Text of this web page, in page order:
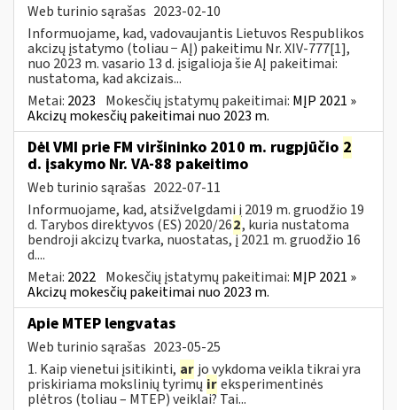
Web turinio sąrašas 2023-02-10
Informuojame, kad, vadovaujantis Lietuvos Respublikos
akcizų įstatymo (toliau − AĮ) pakeitimu Nr. XIV-777[1],
nuo 2023 m. vasario 13 d. įsigalioja šie AĮ pakeitimai:
nustatoma, kad akcizais...
Metai: 2023 Mokesčių įstatymų pakeitimai: MĮP 2021 »
Akcizų mokesčių pakeitimai nuo 2023 m.
Dėl VMI prie FM viršininko 2010 m. rugpjūčio 2
d. įsakymo Nr. VA-88 pakeitimo
Web turinio sąrašas 2022-07-11
Informuojame, kad, atsižvelgdami į 2019 m. gruodžio 19
d. Tarybos direktyvos (ES) 2020/262, kuria nustatoma
bendroji akcizų tvarka, nuostatas, į 2021 m. gruodžio 16
d....
Metai: 2022 Mokesčių įstatymų pakeitimai: MĮP 2021 »
Akcizų mokesčių pakeitimai nuo 2023 m.
Apie MTEP lengvatas
Web turinio sąrašas 2023-05-25
1. Kaip vienetui įsitikinti, ar jo vykdoma veikla tikrai yra
priskiriama mokslinių tyrimų ireksperimentinės
plėtros (toliau – MTEP) veiklai? Tai...